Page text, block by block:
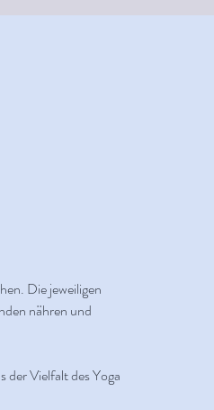
Die jeweiligen
nähren und
der Vielfalt des Yoga